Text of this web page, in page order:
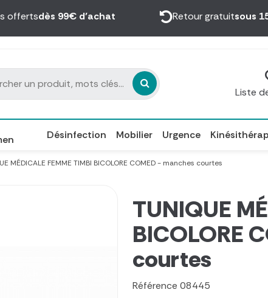
offertsdès 99€ d’achat Retour gratuitsous
Liste
Désinfection Mobilier Urgence
MÉDICALE FEMME TIMBI BICOLORE COMED - manches courtes
TUNIQUE
BICOLORE
courtes
Référence 08445